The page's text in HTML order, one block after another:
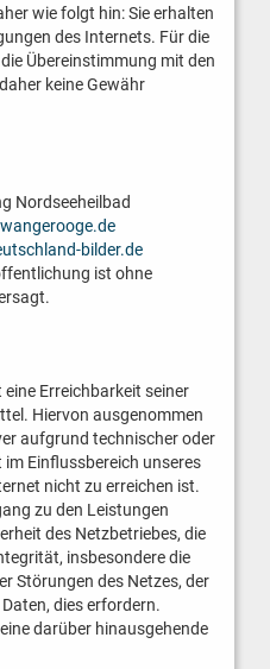
wie folgt hin: Sie erhalten
des Internets. Für die
Übereinstimmung mit den
keine Gewähr
Nordseeheilbad
bilder.de
ist ohne
Erreichbarkeit seiner
Hiervon ausgenommen
aufgrund technischer oder
Einflussbereich unseres
nicht zu erreichen ist.
zu den Leistungen
des Netzbetriebes, die
insbesondere die
Störungen des Netzes, der
dies erfordern.
darüber hinausgehende